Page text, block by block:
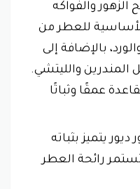
الزهور والفواكه
للعطر من
بالإضافة إلى
المندرين والليتشي.
عمقًا وثباتًا
يتميز بثباته
رائحة العطر